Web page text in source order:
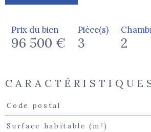
Prix du bien
96 500 €
Pièce(s)
3 2
Caractéristiques Valeurs
Code postal
Surface habitable (m²)